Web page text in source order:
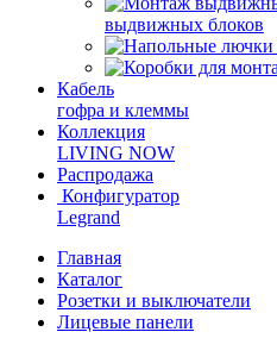
выдвижных блоков
Кабель
гофра и клеммы
Коллекция
LIVING NOW
Распродажа
Конфигуратор
Legrand
Главная
Каталог
Розетки и выключатели
Лицевые панели